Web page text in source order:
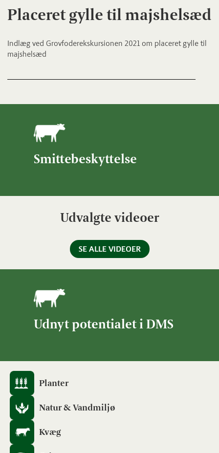
Placeret gylle til majshelsæd
Indlæg ved Grovfoderekskursionen 2021 om placeret gylle til
majshelsæd
Smittebeskyttelse
Udvalgte videoer
SE ALLE VIDEOER
Udnyt potentialet i DMS
Planter
Natur & Vandmiljø
Kvæg